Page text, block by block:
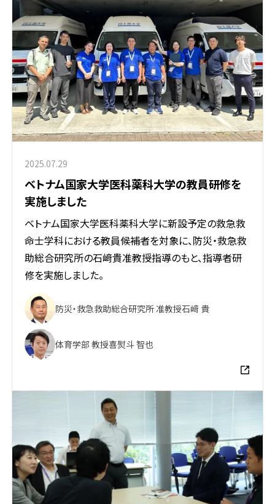
2025.07.29
ベトナム国家大学医科薬科大学の教員研修を
実施しました
ベトナム国家大学医科薬科大学に新設予定の救急救
命士学科における教員候補者を対象に、防災・救急救
助総合研究所の石﨑貴准教授指導のもと、指導者研
修を実施しました。
防災・救急救助総合研究所 准教授石﨑 貴
体育学部 教授喜熨斗 智也